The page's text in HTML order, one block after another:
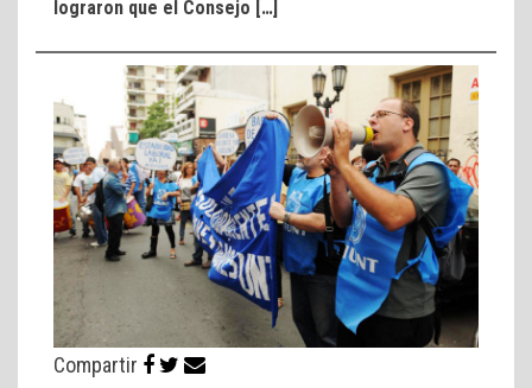
lograron que el Consejo […]
Compartir